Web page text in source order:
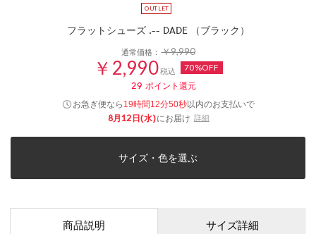
フラットシューズ .-- DADE （ブラック）
通常価格：￥9,990
￥2,990税込 70%OFF
29 ポイント還元
お急ぎ便なら 19時間12分50秒以内のお支払いで
8月12日(水)にお届け 詳細
サイズ・色を選ぶ
商品説明 サイズ詳細